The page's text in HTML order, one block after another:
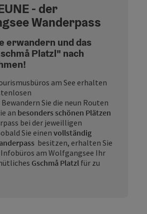
- der
Wanderpass
erwandern und das
Platzl" nach
am See erhalten
Sie die neun Routen
an besonders schönen Plätzen
bei der jeweilligen
Sie einen vollständig
besitzen, erhalten Sie
am Wolfgangsee Ihr
Gschmå Platzl für zu